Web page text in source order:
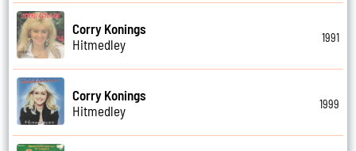
Corry Konings
Hitmedley
1991
Corry Konings
Hitmedley
1999